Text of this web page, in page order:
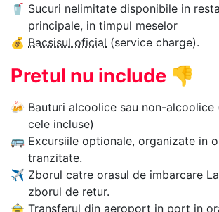
🥤 Sucuri nelimitate disponibile in
principale, in timpul meselor
💰 Bacsisul oficial (service charge).
Pretul nu include 👎
🍻 Bauturi alcoolice sau non-alcoolice
cele incluse)
🚌 Excursiile optionale, organizate in
tranzitate.
✈ Zborul catre orasul de imbarcare
zborul de retur.
🚖 Transferul din aeroport in port in